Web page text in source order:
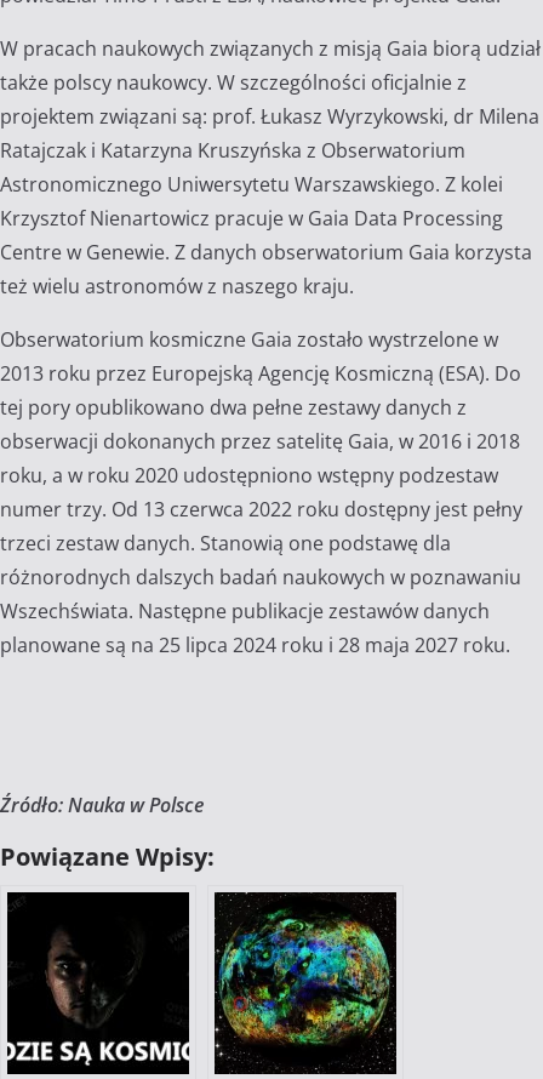
W pracach naukowych związanych z misją Gaia biorą udział
także polscy naukowcy. W szczególności oficjalnie z
projektem związani są: prof. Łukasz Wyrzykowski, dr Milena
Ratajczak i Katarzyna Kruszyńska z Obserwatorium
Astronomicznego Uniwersytetu Warszawskiego. Z kolei
Krzysztof Nienartowicz pracuje w Gaia Data Processing
Centre w Genewie. Z danych obserwatorium Gaia korzysta
też wielu astronomów z naszego kraju.
Obserwatorium kosmiczne Gaia zostało wystrzelone w
2013 roku przez Europejską Agencję Kosmiczną (ESA). Do
tej pory opublikowano dwa pełne zestawy danych z
obserwacji dokonanych przez satelitę Gaia, w 2016 i 2018
roku, a w roku 2020 udostępniono wstępny podzestaw
numer trzy. Od 13 czerwca 2022 roku dostępny jest pełny
trzeci zestaw danych. Stanowią one podstawę dla
różnorodnych dalszych badań naukowych w poznawaniu
Wszechświata. Następne publikacje zestawów danych
planowane są na 25 lipca 2024 roku i 28 maja 2027 roku.
Źródło: Nauka w Polsce
Powiązane Wpisy: